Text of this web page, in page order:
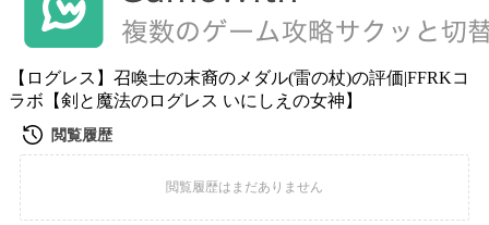
【ログレス】召喚士の末裔のメダル(雷の杖)の評価|FFRKコ
ラボ【剣と魔法のログレス いにしえの女神】